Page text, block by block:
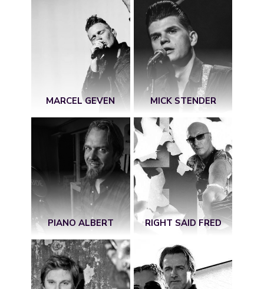
MARCEL GEVEN MICK STENDER
PIANO ALBERT RIGHT SAID FRED